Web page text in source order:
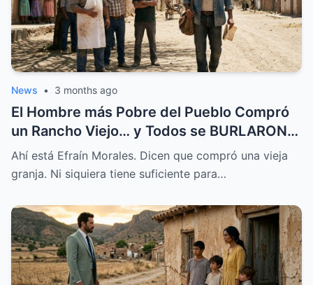
News • 3 months ago
El Hombre más Pobre del Pueblo Compró
un Rancho Viejo… y Todos se BURLARON,
Hasta que Pasó Esto
Ahí está Efraín Morales. Dicen que compró una vieja
granja. Ni siquiera tiene suficiente para…